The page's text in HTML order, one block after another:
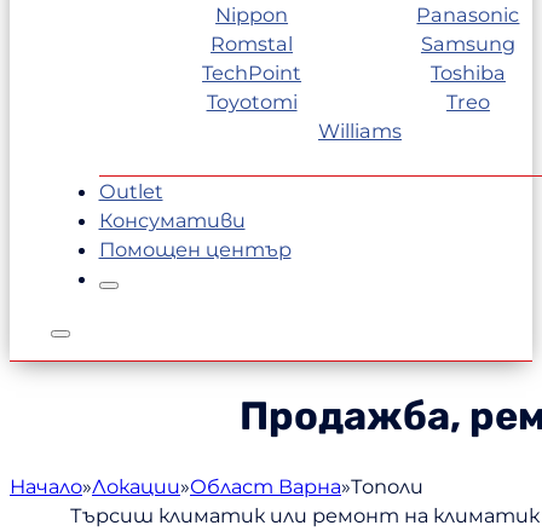
Nippon
Panasonic
Romstal
Samsung
TechPoint
Toshiba
Toyotomi
Treo
Williams
Outlet
Консумативи
Помощен център
Продажба,
Начало Локации Област Варна Тополи
Търсиш климатик или ремонт на